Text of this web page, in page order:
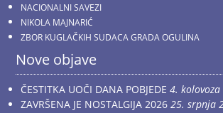
NACIONALNI SAVEZI
NIKOLA MAJNARIĆ
ZBOR KUGLAČKIH SUDACA GRADA OGULINA
Nove objave
ČESTITKA UOČI DANA POBJEDE 4. kolovoza
ZAVRŠENA JE NOSTALGIJA 2026 25. srpnja